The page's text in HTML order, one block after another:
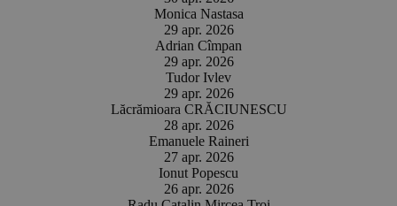
Monica Nastasa
29 apr. 2026
Adrian Cîmpan
29 apr. 2026
Tudor Ivlev
29 apr. 2026
Lăcrămioara CRĂCIUNESCU
28 apr. 2026
Emanuele Raineri
27 apr. 2026
Ionut Popescu
26 apr. 2026